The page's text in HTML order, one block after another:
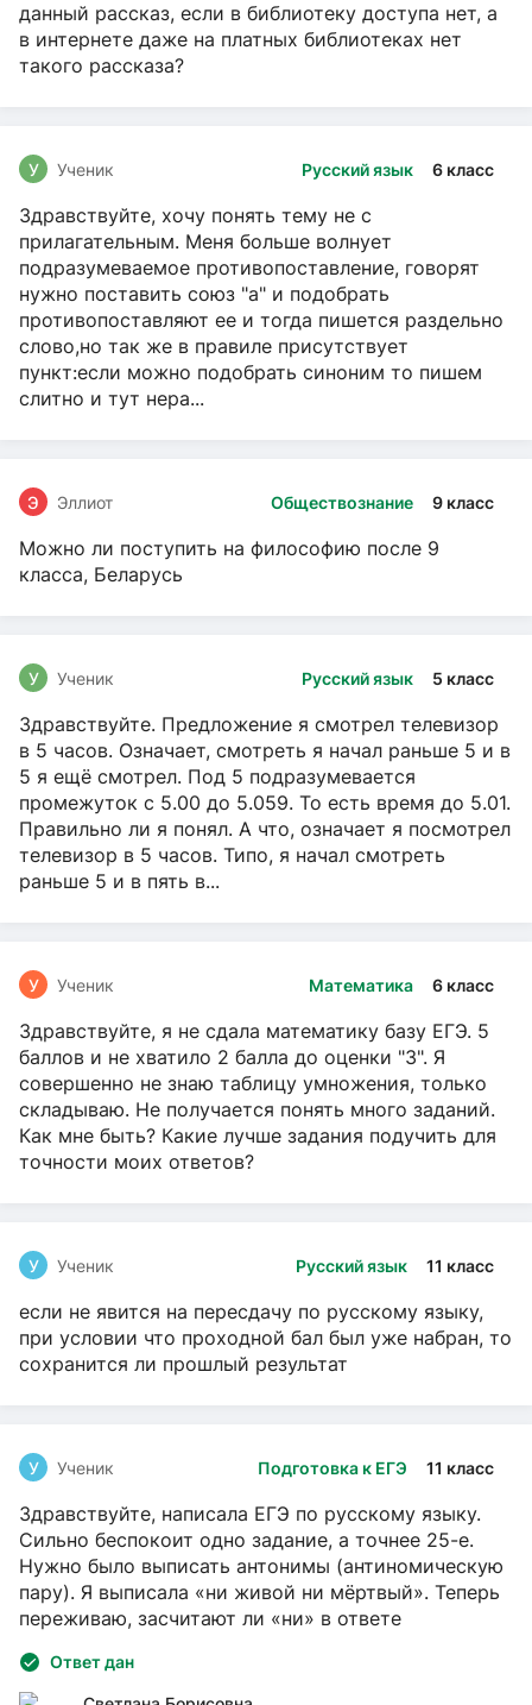
данный рассказ, если в библиотеку доступа нет, а
в интернете даже на платных библиотеках нет
такого рассказа?
Русский язык 6 класс
У Ученик
Здравствуйте, хочу понять тему не с
прилагательным. Меня больше волнует
подразумеваемое противопоставление, говорят
нужно поставить союз "а" и подобрать
противопоставляют ее и тогда пишется раздельно
слово,но так же в правиле присутствует
пункт:если можно подобрать синоним то пишем
слитно и тут нера...
Обществознание 9 класс
Э Эллиот
Можно ли поступить на философию после 9
класса, Беларусь
Русский язык 5 класс
У Ученик
Здравствуйте. Предложение я смотрел телевизор
в 5 часов. Означает, смотреть я начал раньше 5 и в
5 я ещё смотрел. Под 5 подразумевается
промежуток с 5.00 до 5.059. То есть время до 5.01.
Правильно ли я понял. А что, означает я посмотрел
телевизор в 5 часов. Типо, я начал смотреть
раньше 5 и в пять в...
Математика 6 класс
У Ученик
Здравствуйте, я не сдала математику базу ЕГЭ. 5
баллов и не хватило 2 балла до оценки "3". Я
совершенно не знаю таблицу умножения, только
складываю. Не получается понять много заданий.
Как мне быть? Какие лучше задания подучить для
точности моих ответов?
Русский язык 11 класс
У Ученик
если не явится на пересдачу по русскому языку,
при условии что проходной бал был уже набран, то
сохранится ли прошлый результат
Подготовка к ЕГЭ 11 класс
У Ученик
Здравствуйте, написала ЕГЭ по русскому языку.
Сильно беспокоит одно задание, а точнее 25-е.
Нужно было выписать антонимы (антиномическую
пару). Я выписала «ни живой ни мёртвый». Теперь
переживаю, засчитают ли «ни» в ответе
Ответ дан